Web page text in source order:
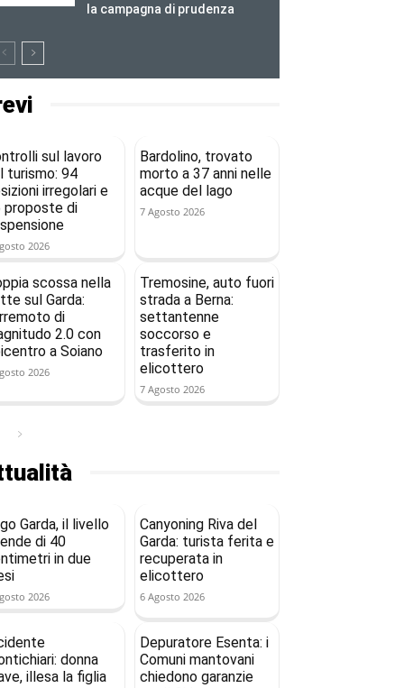
la campagna di prudenza
sul lavoro
turismo: 94
irregolari e
proposte di
2026
Bardolino, trovato
morto a 37 anni nelle
acque del lago
7 Agosto 2026
scossa nella
sul Garda:
di
2.0 con
a Soiano
2026
Tremosine, auto fuori
strada a Berna:
settantenne
soccorso e
trasferito in
elicottero
7 Agosto 2026
Garda, il livello
di 40
in due
2026
Canyoning Riva del
Garda: turista ferita e
recuperata in
elicottero
6 Agosto 2026
donna
illesa la figlia
Depuratore Esenta: i
Comuni mantovani
chiedono garanzie